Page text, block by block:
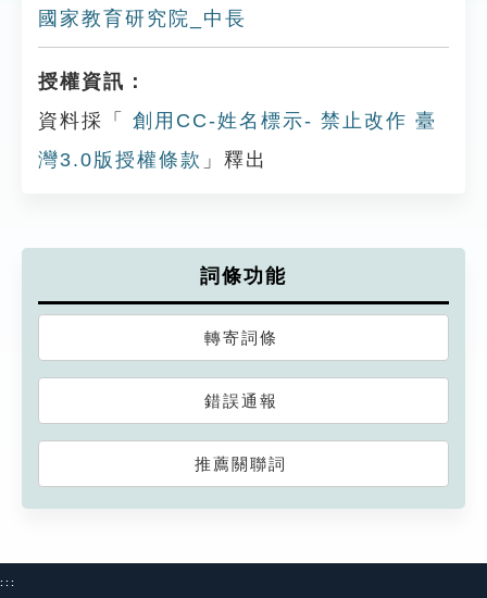
國家教育研究院_中長
授權資訊：
資料採「
創用CC-姓名標示- 禁止改作 臺
灣3.0版授權條款 」釋出
詞條功能
轉寄詞條
錯誤通報
推薦關聯詞
:::